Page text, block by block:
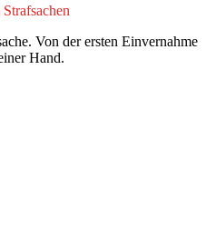
Von der ersten Einvernahme
Hand.